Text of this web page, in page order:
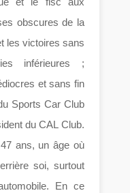
obscures de la
les victoires sans
inférieures ;
et sans fin
Sports Car Club
du CAL Club.
ans, un âge où
soi, surtout
En ce